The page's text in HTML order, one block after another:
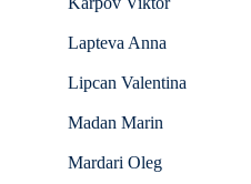
Lapteva Anna
Lipcan Valentina
Madan Marin
Mardari Oleg